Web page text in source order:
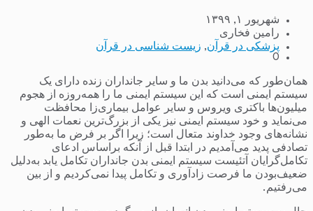
شهریور ۱, ۱۳۹۹
رامین فخاری
پزشکی در قرآن, زیست شناسی در قرآن
0
همان‌طور که می‌دانید بدن ما و سایر جانداران زنده دارای یک
سیستم ایمنی است که این سیستم ایمنی ما را همه‌روزه از هجوم
میلیون‌ها باکتری ویروس و سایر عوامل بیماری‌زا محافظت
می‌نماید و خود سیستم ایمنی نیز یکی از بزرگ‌ترین نعمات الهی و
نشانه‌های وجود خداوند متعال است؛ زیرا اگر بر فرض ما به‌طور
تصادفی پدید می‌آمدیم در ابتدا قبل از آنکه براساس ادعای
تکامل‌گرایان آتئیست سیستم ایمنی بدن جانداران تکامل یابد به‌دلیل
ضعیف‌بودن ما فرصت زادآوری و تکامل پیدا نمی‌کردیم و از بین
می‌رفتیم.